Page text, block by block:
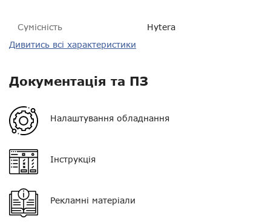
Сумісність Hytera
Пиловологозахист
Гарантія 14 днів
Колір
Тип мікрофона
Тип навушника
Дивитись всі характеристики
Документація та ПЗ
Налаштування обладнання
Інструкція
Рекламні матеріали